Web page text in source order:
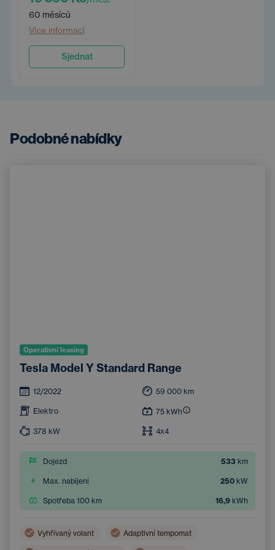
60 měsíců
Více informací
Sjednat
Podobné nabídky
Operativní leasing
Tesla Model Y Standard Range
12/2022 59 000 km
Elektro 75 kWh
378 kW 4x4
Dojezd 533 km
Max. nabíjení 250 kW
Spotřeba 100 km 16,9 kWh
Vyhřívaný volant Adaptivní tempomat